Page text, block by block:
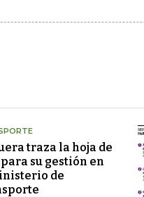
traza la hoja de
su gestión en
de